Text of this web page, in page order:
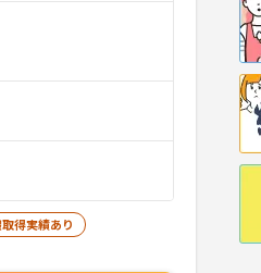
得実績あり